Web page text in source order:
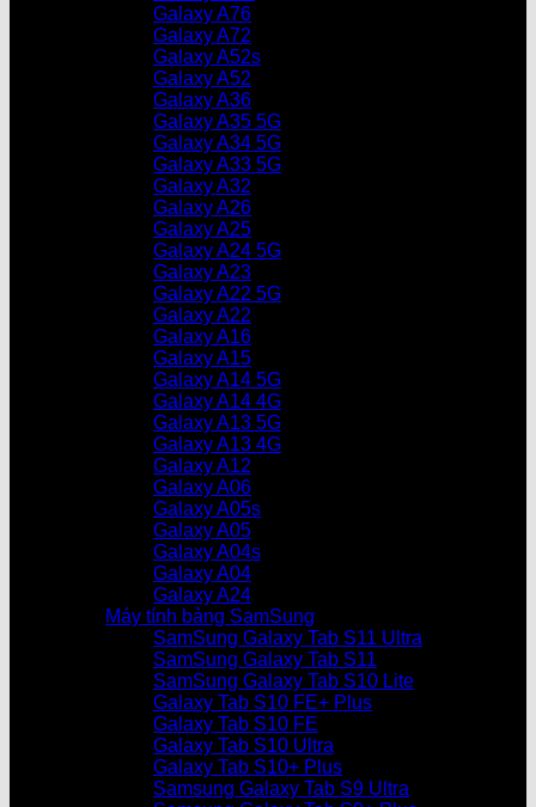
Galaxy A76
Galaxy A72
Galaxy A52s
Galaxy A52
Galaxy A36
Galaxy A35 5G
Galaxy A34 5G
Galaxy A33 5G
Galaxy A32
Galaxy A26
Galaxy A25
Galaxy A24 5G
Galaxy A23
Galaxy A22 5G
Galaxy A22
Galaxy A16
Galaxy A15
Galaxy A14 5G
Galaxy A14 4G
Galaxy A13 5G
Galaxy A13 4G
Galaxy A12
Galaxy A06
Galaxy A05s
Galaxy A05
Galaxy A04s
Galaxy A04
Galaxy A24
Máy tính bảng SamSung
SamSung Galaxy Tab S11 Ultra
SamSung Galaxy Tab S11
SamSung Galaxy Tab S10 Lite
Galaxy Tab S10 FE+ Plus
Galaxy Tab S10 FE
Galaxy Tab S10 Ultra
Galaxy Tab S10+ Plus
Samsung Galaxy Tab S9 Ultra